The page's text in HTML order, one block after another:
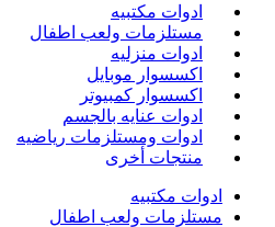
ادوات مكتبيه
مستلزمات ولعب اطفال
ادوات منزليه
اكسسوار موبايل
اكسسوار كمبيوتر
ادوات عنايه بالجسم
ادوات ومستلزمات رياضيه
منتجات أخرى
ادوات مكتبيه
مستلزمات ولعب اطفال